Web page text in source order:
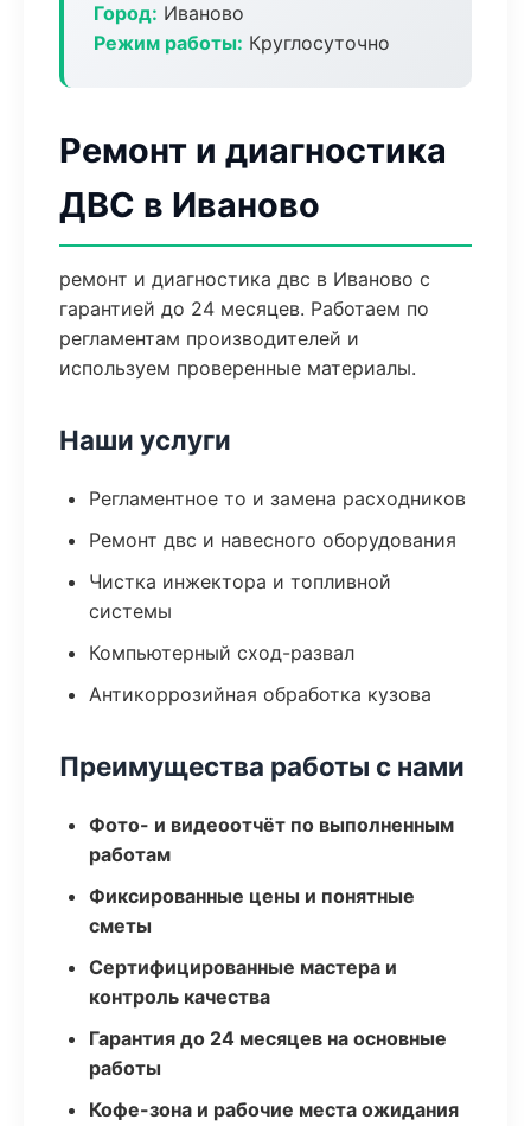
Город: Иваново
Режим работы: Круглосуточно
Ремонт и диагностика
ДВС в Иваново
ремонт и диагностика двс в Иваново с
гарантией до 24 месяцев. Работаем по
регламентам производителей и
используем проверенные материалы.
Наши услуги
Регламентное то и замена расходников
Ремонт двс и навесного оборудования
Чистка инжектора и топливной
системы
Компьютерный сход-развал
Антикоррозийная обработка кузова
Преимущества работы с нами
Фото- и видеоотчёт по выполненным
работам
Фиксированные цены и понятные
сметы
Сертифицированные мастера и
контроль качества
Гарантия до 24 месяцев на основные
работы
Кофе-зона и рабочие места ожидания